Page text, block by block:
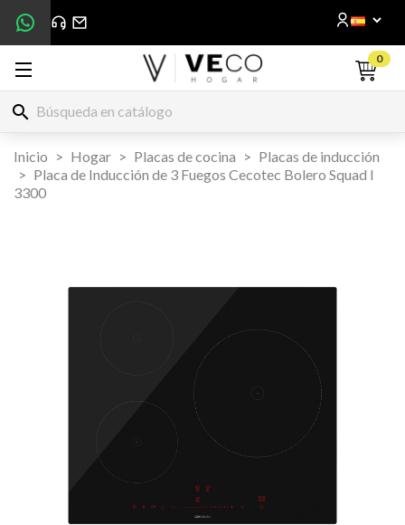
0
search
Inicio Hogar Placas de cocina
Placas de inducción
Placa de Inducción de 3 Fuegos Cecotec Bolero Squad I
3300